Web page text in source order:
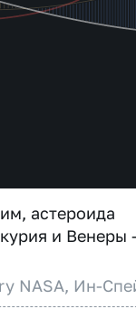
астероида
и Венеры
NASA, Ин-